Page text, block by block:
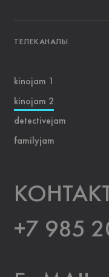
ТЕЛЕКАНАЛЫ
kinojam 1
kinojam 2
detectivejam
familyjam
+7 985